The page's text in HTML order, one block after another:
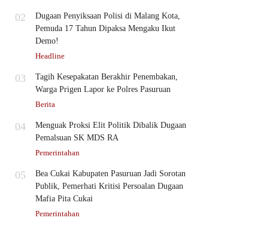
02
Dugaan Penyiksaan Polisi di Malang Kota,
Pemuda 17 Tahun Dipaksa Mengaku Ikut
Demo!
Headline
03
Tagih Kesepakatan Berakhir Penembakan,
Warga Prigen Lapor ke Polres Pasuruan
Berita
04
Menguak Proksi Elit Politik Dibalik Dugaan
Pemalsuan SK MDS RA
Pemerintahan
05
Bea Cukai Kabupaten Pasuruan Jadi Sorotan
Publik, Pemerhati Kritisi Persoalan Dugaan
Mafia Pita Cukai
Pemerintahan